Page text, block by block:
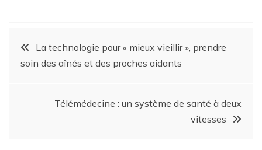
La technologie pour « mieux vieillir », prendre
soin des aînés et des proches aidants
Télémédecine : un système de santé à deux
vitesses